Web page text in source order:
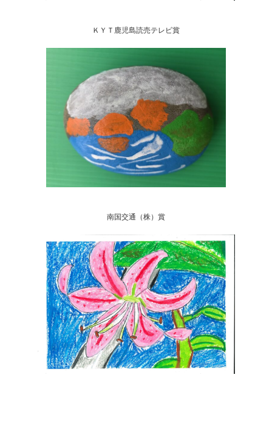
ＫＹＴ鹿児島読売テレビ賞
南国交通（株）賞